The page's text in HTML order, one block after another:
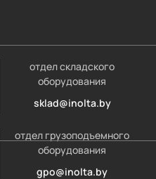
отдел складского
оборудования
sklad@inolta.by
отдел грузоподъемного
оборудования
gpo@inolta.by